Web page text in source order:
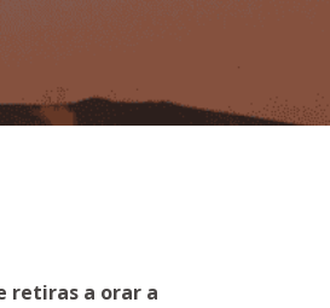
retiras a orar a